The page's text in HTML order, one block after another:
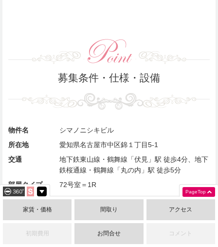
募集条件・仕様・設備
物件名
シマノニシキビル
所在地
愛知県名古屋市中区錦１丁目5-1
交通
地下鉄東山線・鶴舞線「伏見」駅 徒歩4分、地下
鉄桜通線・鶴舞線「丸の内」駅 徒歩5分
部屋タイプ
72号室＝1R
専有面積
72号室=26㎡
構造/向き
鉄骨鉄筋コンクリート造 地上7階 ／西向き
72号室=72,600円（税込）
5,500円（税込）
家賃・価格 間取り アクセス
初期費用 お問合せ コメント
PageTop